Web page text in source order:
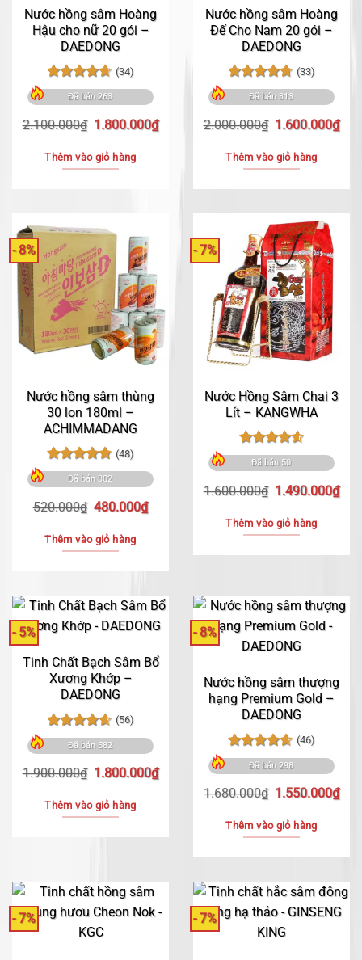
Nước hồng sâm Hoàng
Hậu cho nữ 20 gói –
DAEDONG
Được xếp
hạng4.71
(34)
Đã bán 263
2.100.000₫ Giá
là:
2.100.000₫.
1.800.000₫Giá
1.800.000₫.
Thêm vào giỏ hàng
Nước hồng sâm Hoàng
Đế Cho Nam 20 gói –
DAEDONG
Được xếp
hạng4.76
(33)
Đã bán 313
2.000.000₫ Giá
là:
2.000.000₫.
1.600.000₫Giá
Thêm vào giỏ hàng
- 8%
Nước hồng sâm thùng
30 lon 180ml –
ACHIMMADANG
Được xếp
hạng4.79
(48)
Đã bán 302
520.000₫ Giá
là:
520.000₫.
480.000₫Giá
Thêm vào giỏ hàng
- 7%
Nước Hồng Sâm Chai 3
Lít – KANGWHA
Được xếp
hạng4.63
Đã bán 50
1.600.000₫ Giá
là:
1.600.000₫.
1.490.000₫Giá
Thêm vào giỏ hàng
- 5%
Tinh Chất Bạch Sâm Bổ
Xương Khớp –
DAEDONG
Được xếp
hạng4.66
(56)
Đã bán 582
1.900.000₫ Giá
là:
1.900.000₫.
1.800.000₫Giá
Thêm vào giỏ hàng
- 8%
Nước hồng sâm thượng
hạng Premium Gold –
DAEDONG
Được xếp
hạng4.65
(46)
Đã bán 298
1.680.000₫ Giá
là:
1.680.000₫.
1.550.000₫Giá
Thêm vào giỏ hàng
- 7% - 7%